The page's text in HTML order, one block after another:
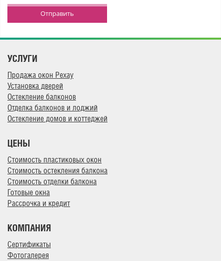
Отправить
УСЛУГИ
Продажа окон Рехау
Установка дверей
Остекление балконов
Отделка балконов и лоджий
Остекление домов и коттеджей
ЦЕНЫ
Стоимость пластиковых окон
Стоимость остекления балкона
Стоимость отделки балкона
Готовые окна
Рассрочка и кредит
КОМПАНИЯ
Сертификаты
Фотогалерея